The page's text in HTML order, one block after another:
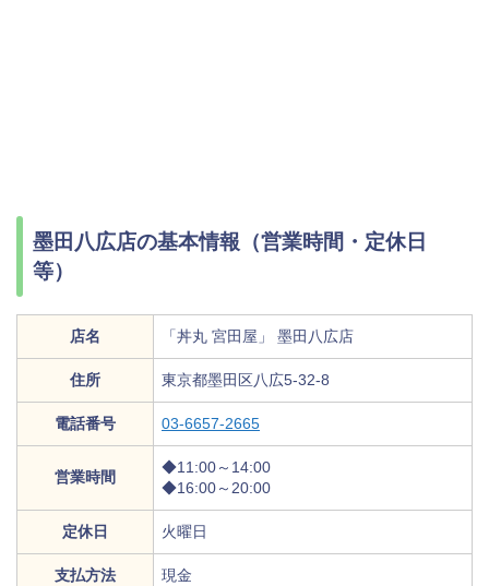
墨田八広店の基本情報（営業時間・定休日
等）
店名 「丼丸 宮田屋」 墨田八広店
住所 東京都墨田区八広5-32-8
電話番号 03-6657-2665
営業時間
◆11:00～14:00
◆16:00～20:00
定休日 火曜日
支払方法 現金